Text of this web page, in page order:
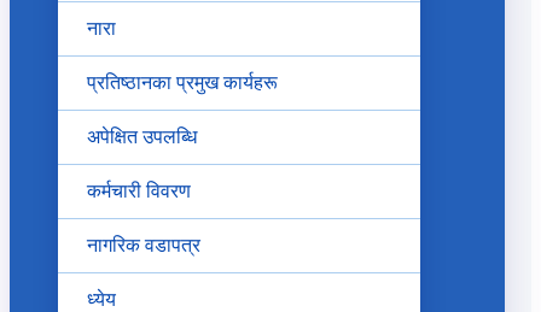
नारा
प्रतिष्ठानका प्रमुख कार्यहरू
अपेक्षित उपलब्धि
कर्मचारी विवरण
नागरिक वडापत्र
ध्येय